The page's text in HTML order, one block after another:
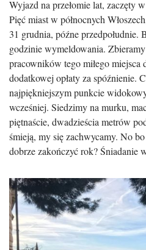
Wyjazd na przełomie lat, zaczęty
Pięć miast w północnych
31 grudnia, późne
godzinie wymeldowania.
pracowników tego miłego miejsca
dodatkowej opłaty za spóźnienie.
najpiękniejszym punkcie
wcześniej. Siedzimy na murku,
piętnaście, dwadzieścia metrów
śmieją, my się zachwycamy. No
dobrze zakończyć rok? Śniadanie